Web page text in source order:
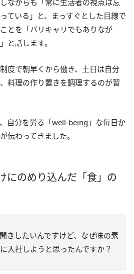
ている」と、まっすぐとした目線で
とを「バリキャリでもありなが
と話します。
度で朝早くから働き、土日は自分
料理の作り置きを調理するのが習
自分を労る「well-being」な毎日か
伝わってきました。
にのめり込んだ「食」の
きしたいんですけど、なぜ味の素
入社しようと思ったんですか？